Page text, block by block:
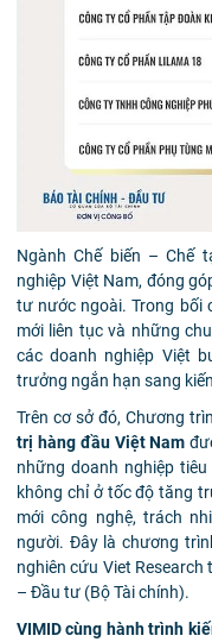
Ngành Chế biến – Chế
nghiệp Việt Nam, đóng
tư nước ngoài. Trong bối
mới liên tục và những
các doanh nghiệp Việt
trưởng ngắn hạn sang
Trên cơ sở đó, Chương
trị hàng đầu Việt Nam
những doanh nghiệp
không chỉ ở tốc độ tăng
mới công nghệ, trách
người. Đây là chương
nghiên cứu Viet Research
– Đầu tư (Bộ Tài chính).
VIMID cùng hành trình